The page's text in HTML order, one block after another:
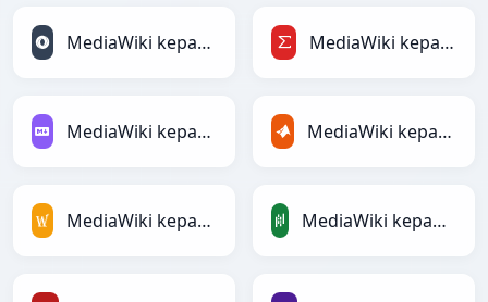
MediaWiki kepada JSONLines MediaWiki kepada LaTeX
MediaWiki kepada Markdown MediaWiki kepada MATLAB
MediaWiki kepada MediaWiki MediaWiki kepada PandasDataFrame